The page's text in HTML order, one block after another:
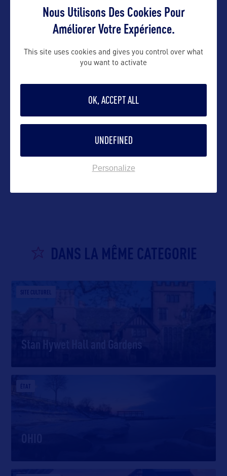
Suivre
DANS LA MÊME CATEGORIE
SITE CULTUREL
Stan Hywet Hall and Gardens
ÉTAT
Nous Utilisons Des Cookies Pour
Améliorer Votre Expérience.
This site uses cookies and gives you control over what
you want to activate
OK, ACCEPT ALL
UNDEFINED
Personalize